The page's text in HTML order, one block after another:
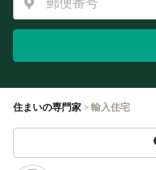
住まいの専門家 輸入住宅